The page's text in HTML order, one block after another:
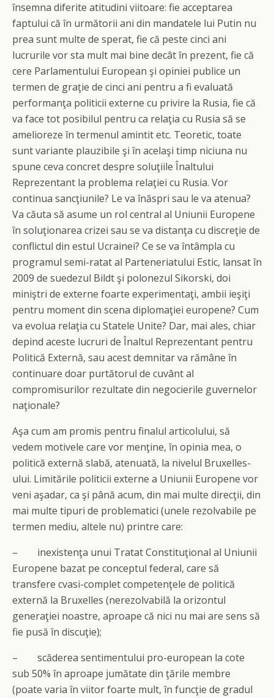
însemna diferite atitudini viitoare: fie acceptarea
faptului că în următorii ani din mandatele lui Putin nu
prea sunt multe de sperat, fie că peste cinci ani
lucrurile vor sta mult mai bine decât în prezent, fie că
cere Parlamentului European şi opiniei publice un
termen de graţie de cinci ani pentru a fi evaluată
performanţa politicii externe cu privire la Rusia, fie că
va face tot posibilul pentru ca relaţia cu Rusia să se
amelioreze în termenul amintit etc. Teoretic, toate
sunt variante plauzibile şi în acelaşi timp niciuna nu
spune ceva concret despre soluţiile Înaltului
Reprezentant la problema relaţiei cu Rusia. Vor
continua sancţiunile? Le va înăspri sau le va atenua?
Va căuta să asume un rol central al Uniunii Europene
în soluţionarea crizei sau se va distanţa cu discreţie de
conflictul din estul Ucrainei? Ce se va întâmpla cu
programul semi-ratat al Parteneriatului Estic, lansat în
2009 de suedezul Bildt şi polonezul Sikorski, doi
miniştri de externe foarte experimentaţi, ambii ieşiţi
pentru moment din scena diplomaţiei europene? Cum
va evolua relaţia cu Statele Unite? Dar, mai ales, chiar
depind aceste lucruri de Înaltul Reprezentant pentru
Politică Externă, sau acest demnitar va rămâne în
continuare doar purtătorul de cuvânt al
compromisurilor rezultate din negocierile guvernelor
naţionale?
Aşa cum am promis pentru finalul articolului, să
vedem motivele care vor menţine, în opinia mea, o
politică externă slabă, atenuată, la nivelul Bruxelles-
ului. Limitările politicii externe a Uniunii Europene vor
veni aşadar, ca şi până acum, din mai multe direcţii, din
mai multe tipuri de problematici (unele rezolvabile pe
termen mediu, altele nu) printre care:
– inexistenţa unui Tratat Constituţional al Uniunii
Europene bazat pe conceptul federal, care să
transfere cvasi-complet competenţele de politică
externă la Bruxelles (nerezolvabilă la orizontul
generaţiei noastre, aproape că nici nu mai are sens să
fie pusă în discuţie);
– scăderea sentimentului pro-european la cote
sub 50% în aproape jumătate din ţările membre
(poate varia în viitor foarte mult, în funcţie de gradul